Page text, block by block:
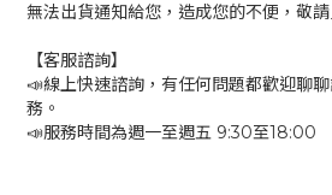
無法出貨通知給您，造成您的不便，敬
【客服諮詢】
📣線上快速諮詢，有任何問題都歡迎聊
務。
📣服務時間為週一至週五 9:30至18:00